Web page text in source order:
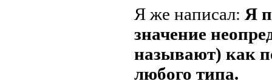
Я же написал: Я
значение
называют) как
любого типа.